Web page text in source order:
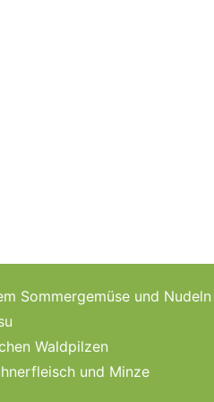
Sommergemüse und Nudeln
Waldpilzen
und Minze